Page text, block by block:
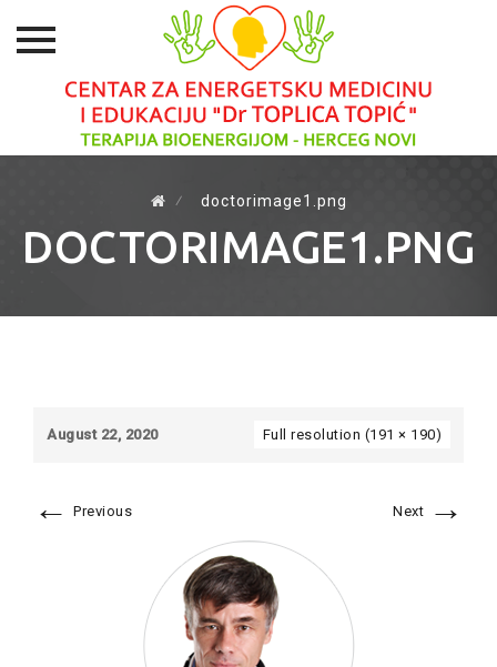
⁄ doctorimage1.png
DOCTORIMAGE1.PNG
August 22, 2020 Full resolution (191 × 190)
← Previous Next →